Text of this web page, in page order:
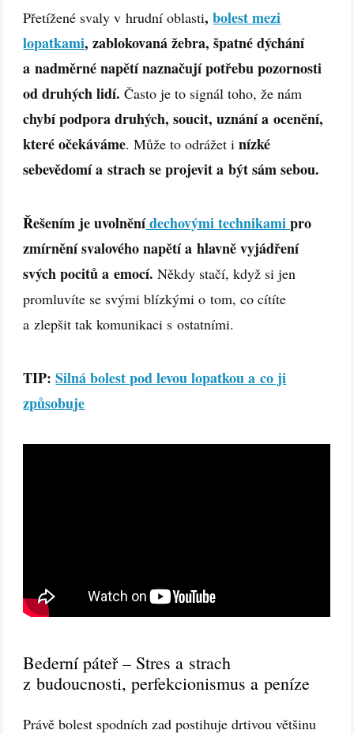
Přetížené svaly v hrudní oblasti,bolest mezi
lopatkami, zablokovaná žebra, špatné dýchání
a nadměrné napětí naznačují potřebu pozornosti
od druhých lidí. Často je to signál toho, že nám
chybí podpora druhých, soucit, uznání a ocenění,
které očekáváme. Může to odrážet i nízké
sebevědomí a strach se projevit a být sám sebou.
Řešením je uvolněnídechovými technikamipro
zmírnění svalového napětí a hlavně vyjádření
svých pocitů a emocí. Někdy stačí, když si jen
promluvíte se svými blízkými o tom, co cítíte
a zlepšit tak komunikaci s ostatními.
TIP:Silná bolest pod levou lopatkou a co ji
způsobuje
Bederní páteř – Stres a strach
z budoucnosti, perfekcionismus a peníze
Právě bolest spodních zad postihuje drtivou většinu